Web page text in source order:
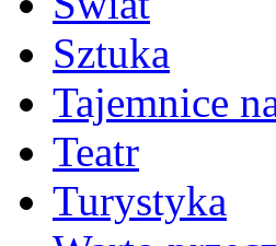
Sztuka
Tajemnice
Teatr
Turystyka